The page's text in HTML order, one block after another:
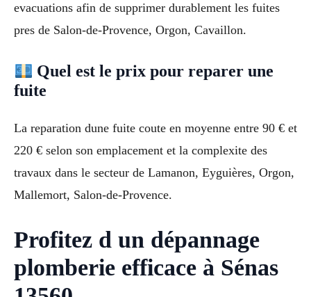
evacuations afin de supprimer durablement les fuites
pres de Salon-de-Provence, Orgon, Cavaillon.
Quel est le prix pour reparer une
fuite
La reparation dune fuite coute en moyenne entre 90 € et
220 € selon son emplacement et la complexite des
travaux dans le secteur de Lamanon, Eyguières, Orgon,
Mallemort, Salon-de-Provence.
Profitez d un dépannage
plomberie efficace à Sénas